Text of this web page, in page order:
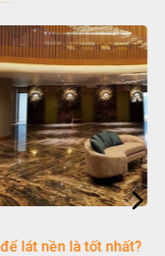
lát nền là tốt nhất?